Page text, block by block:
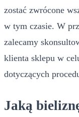
zostać zwrócone
w tym czasie. W
zalecamy
klienta sklepu w
dotyczących
Jaką